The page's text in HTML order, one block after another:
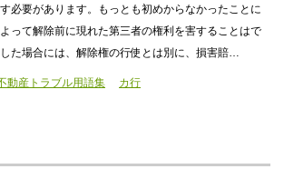
必要があります。もっとも初めからなかったことに
って解除前に現れた第三者の権利を害することはで
た場合には、解除権の行使とは別に、損害賠…
動産トラブル用語集 カ行